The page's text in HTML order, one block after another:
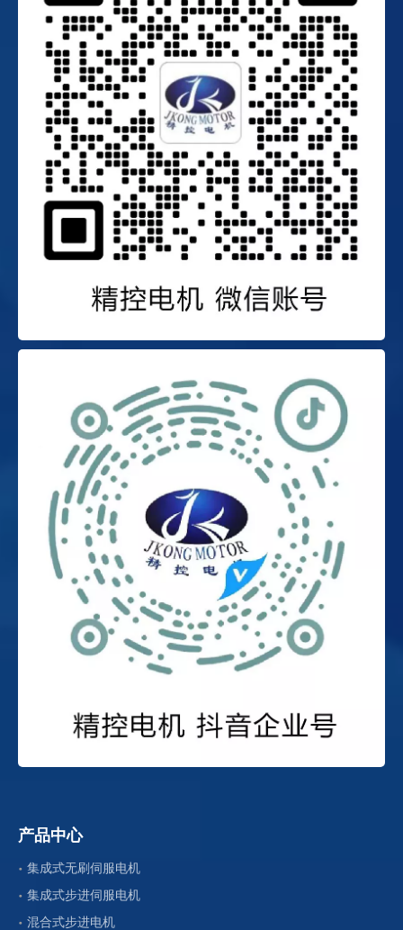
产品中心
集成式无刷伺服电机
集成式步进伺服电机
混合式步进电机